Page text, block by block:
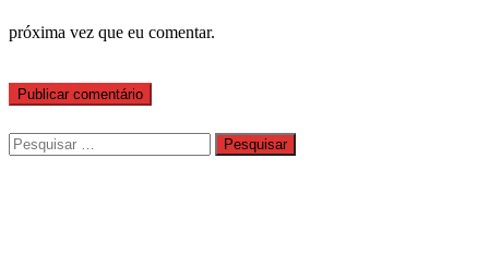
próxima vez que eu comentar.
Pesquisar
por: